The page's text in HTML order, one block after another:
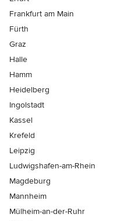
Frankfurt am Main
Fürth
Graz
Halle
Hamm
Heidelberg
Ingolstadt
Kassel
Krefeld
Leipzig
Ludwigshafen-am-Rhein
Magdeburg
Mannheim
Mülheim-an-der-Ruhr